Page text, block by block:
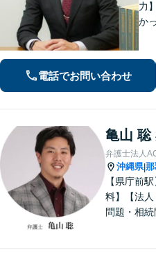
力
か
く
ち
電話でお問い合わせ
亀山 聡
弁護士法人
沖縄県|
【県庁前
料】【法
問題・相続